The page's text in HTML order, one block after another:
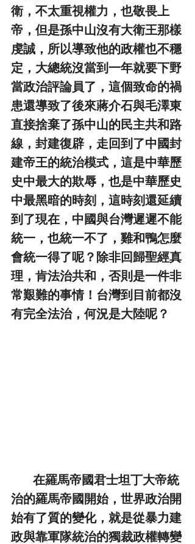
衛，不太重視權力，也敬畏上
帝，但是孫中山沒有大衛王那樣
虔誠，所以導致他的政權也不穩
定，大總統沒當到一年就要下野
當政治評論員了，這個致命的禍
患還導致了後來蔣介石與毛澤東
直接捨棄了孫中山的民主共和路
線，封建復辟，走回到了中國封
建帝王的統治模式，這是中華歷
史中最大的欺辱，也是中華歷史
中最黑暗的時刻，這時刻還延續
到了現在，中國與台灣遲遲不能
統一，也統一不了，雞和鴨怎麼
會統一得了呢？除非回歸聖經真
理，肯法治共和，否則是一件非
常艱難的事情！台灣到目前都沒
有完全法治，何況是大陸呢？
治的羅馬帝國開始，世界政治開
始有了質的變化，就是從暴力建
政與靠軍隊統治的獨裁政權轉變